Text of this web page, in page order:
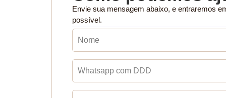
Envie sua mensagem abaixo, e entraremos
possível.